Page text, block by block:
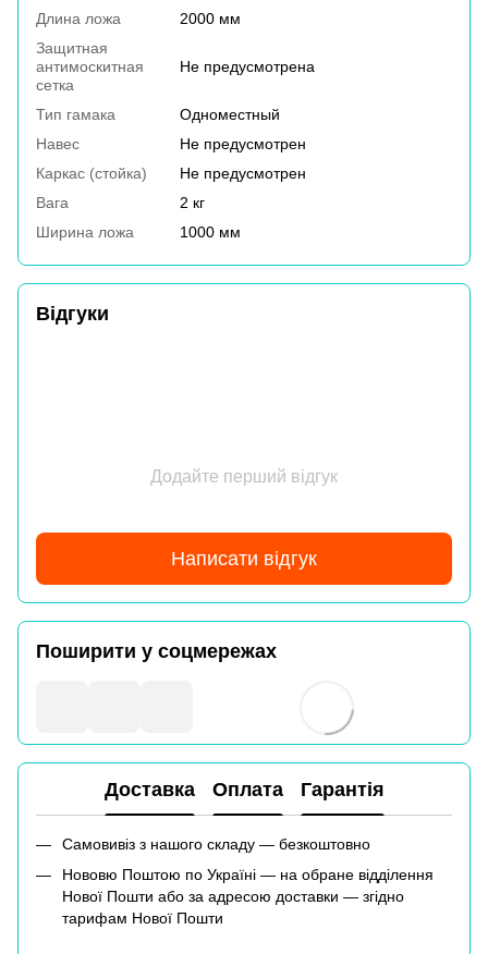
Длина ложа
2000 мм
Защитная
антимоскитная
сетка
Не предусмотрена
Тип гамака
Одноместный
Навес
Не предусмотрен
Каркас (стойка)
Не предусмотрен
Вага
2 кг
Ширина ложа
1000 мм
Відгуки
Додайте перший відгук
Написати відгук
Поширити у соцмережах
Доставка Оплата Гарантія
Самовивіз з нашого складу — безкоштовно
Нововю Поштою по Україні — на обране відділення
Нової Пошти або за адресою доставки — згідно
тарифам Нової Пошти